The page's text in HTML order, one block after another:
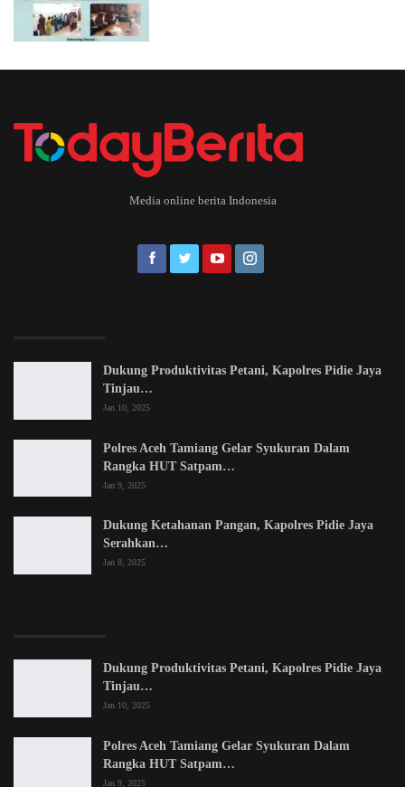
Media online berita Indonesia
Dukung Produktivitas Petani, Kapolres Pidie Jaya
Tinjau…
Jan 10, 2025
Polres Aceh Tamiang Gelar Syukuran Dalam
Rangka HUT Satpam…
Jan 9, 2025
Dukung Ketahanan Pangan, Kapolres Pidie Jaya
Serahkan…
Jan 8, 2025
Dukung Produktivitas Petani, Kapolres Pidie Jaya
Tinjau…
Jan 10, 2025
Polres Aceh Tamiang Gelar Syukuran Dalam
Rangka HUT Satpam…
Jan 9, 2025